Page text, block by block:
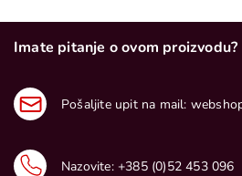
Imate pitanje o ovom proizvodu?
Pošaljite upit na mail:
Nazovite: +385 (0)52 453 096